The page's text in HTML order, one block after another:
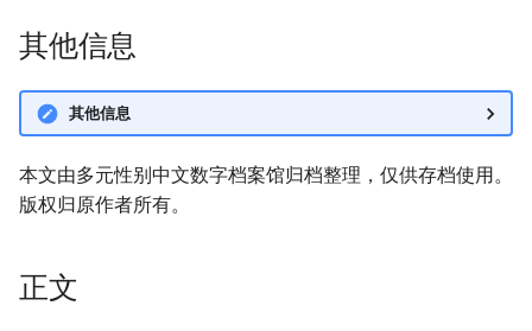
其他信息
其他信息
本文由多元性别中文数字档案馆归档整理，仅供存档使用。
版权归原作者所有。
正文